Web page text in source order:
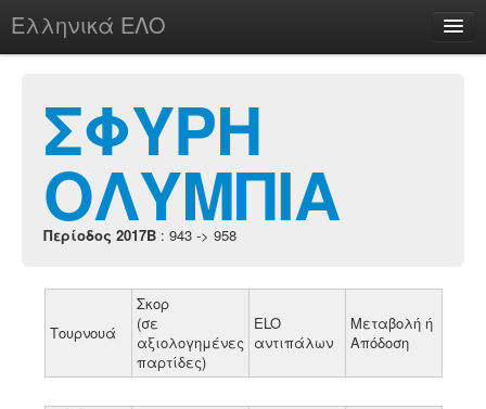
Ελληνικά ΕΛΟ
chesstu.be @ discord
Login
ΣΦΥΡΗ
ΟΛΥΜΠΙΑ
Περίοδος 2017B : 943 -> 958
Τουρνουά
Σκορ
(σε
αξιολογημένες
παρτίδες)
ELO
αντιπάλων
Μεταβολή ή
Απόδοση